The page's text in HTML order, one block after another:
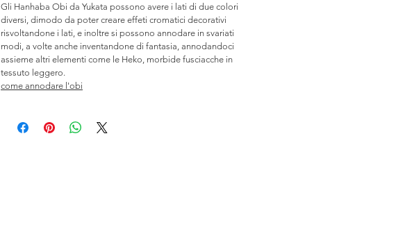
Gli Hanhaba Obi da Yukata possono avere i lati di due colori
diversi, dimodo da poter creare effeti cromatici decorativi
risvoltandone i lati, e inoltre si possono annodare in svariati
modi, a volte anche inventandone di fantasia, annodandoci
assieme altri elementi come le Heko, morbide fusciacche in
tessuto leggero.
come annodare l'obi